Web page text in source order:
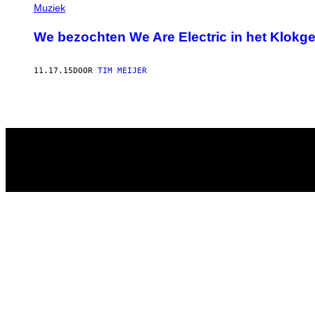
AUTHOR
Muziek
We bezochten We Are Electric in het
11.17.15DOOR TIM MEIJER